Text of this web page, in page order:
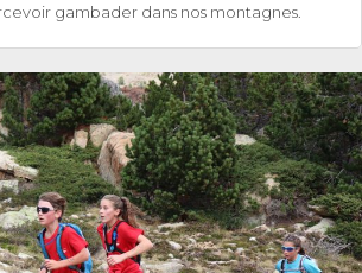
gambader dans nos montagnes.